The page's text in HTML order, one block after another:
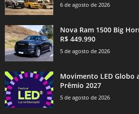
6 de agosto de 2026
Nova Ram 1500 Big
R$ 449.990
5 de agosto de 2026
Movimento LED Globo
Prêmio 2027
5 de agosto de 2026